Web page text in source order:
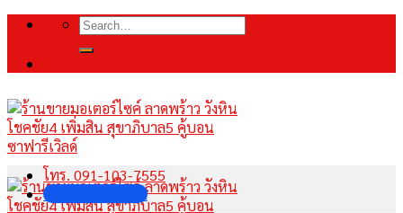
Skip
content
Search
โทร. 091-103-7555
INBOX FANPAGE